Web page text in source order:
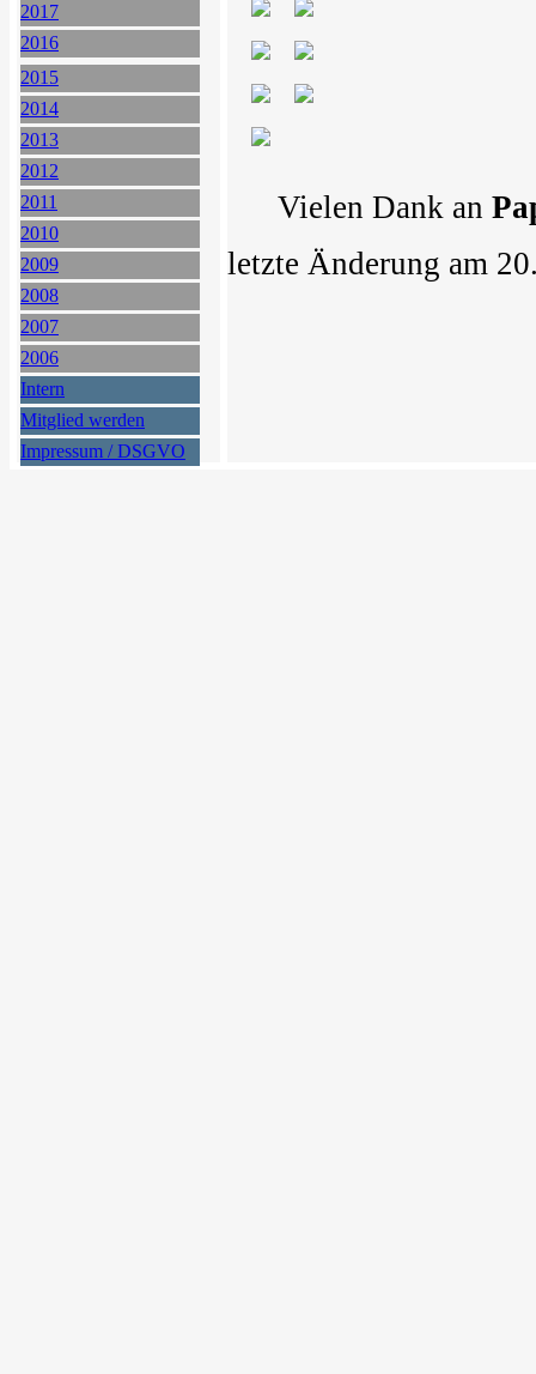
2017
2016
2015
2014
2013
2012
2011
2010
2009
2008
2007
2006
Intern
Mitglied werden
Impressum / DSGVO
Vielen Dank an
letzte Änderung am